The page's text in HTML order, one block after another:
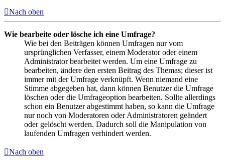
Nach oben
Wie bearbeite oder lösche ich eine Umfrage?
Wie bei den Beiträgen können Umfragen nur vom
ursprünglichen Verfasser, einem Moderator oder einem
Administrator bearbeitet werden. Um eine Umfrage zu
bearbeiten, ändere den ersten Beitrag des Themas; dieser ist
immer mit der Umfrage verknüpft. Wenn niemand eine
Stimme abgegeben hat, dann können Benutzer die Umfrage
löschen oder die Umfrageoption bearbeiten. Sollte allerdings
schon ein Benutzer abgestimmt haben, so kann die Umfrage
nur noch von Moderatoren oder Administratoren geändert
oder gelöscht werden. Dadurch soll die Manipulation von
laufenden Umfragen verhindert werden.
Nach oben